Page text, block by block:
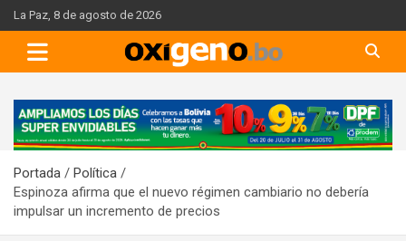
Skip
to
content
La Paz, 8 de agosto de 2026
A
d
e
r
t
Portada
Política
Espinoza afirma que el nuevo régimen cambiario no debería
impulsar un incremento de precios